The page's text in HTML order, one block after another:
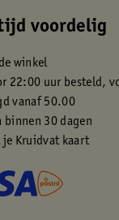
voordelig
winkel
22:00 uur besteld,
vanaf 50.00
binnen 30 dagen
je Kruidvat kaart